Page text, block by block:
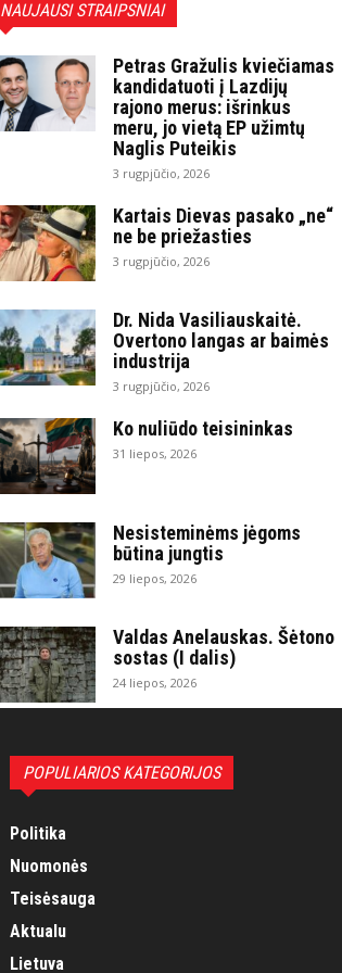
NAUJAUSI STRAIPSNIAI
Petras Gražulis kviečiamas
kandidatuoti į Lazdijų
rajono merus: išrinkus
meru, jo vietą EP užimtų
Naglis Puteikis
3 rugpjūčio, 2026
Kartais Dievas pasako „ne“
ne be priežasties
3 rugpjūčio, 2026
Dr. Nida Vasiliauskaitė.
Overtono langas ar baimės
industrija
3 rugpjūčio, 2026
Ko nuliūdo teisininkas
31 liepos, 2026
Nesisteminėms jėgoms
būtina jungtis
29 liepos, 2026
Valdas Anelauskas. Šėtono
sostas (I dalis)
24 liepos, 2026
POPULIARIOS KATEGORIJOS
Politika
Nuomonės
Teisėsauga
Aktualu
Lietuva